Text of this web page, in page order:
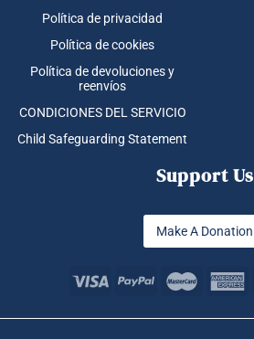
Política de privacidad
Política de cookies
Política de devoluciones y
reenvíos
CONDICIONES DEL SERVICIO
Child Safeguarding Statement
Support Us
Make A Donation